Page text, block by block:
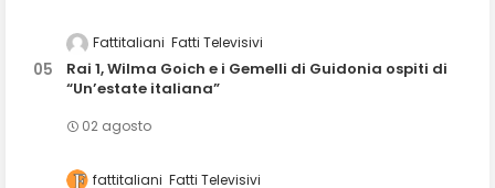
Fattitaliani Fatti Televisivi
Rai 1, Wilma Goich e i Gemelli di Guidonia ospiti di
“Un’estate italiana”
02 agosto
fattitaliani Fatti Televisivi